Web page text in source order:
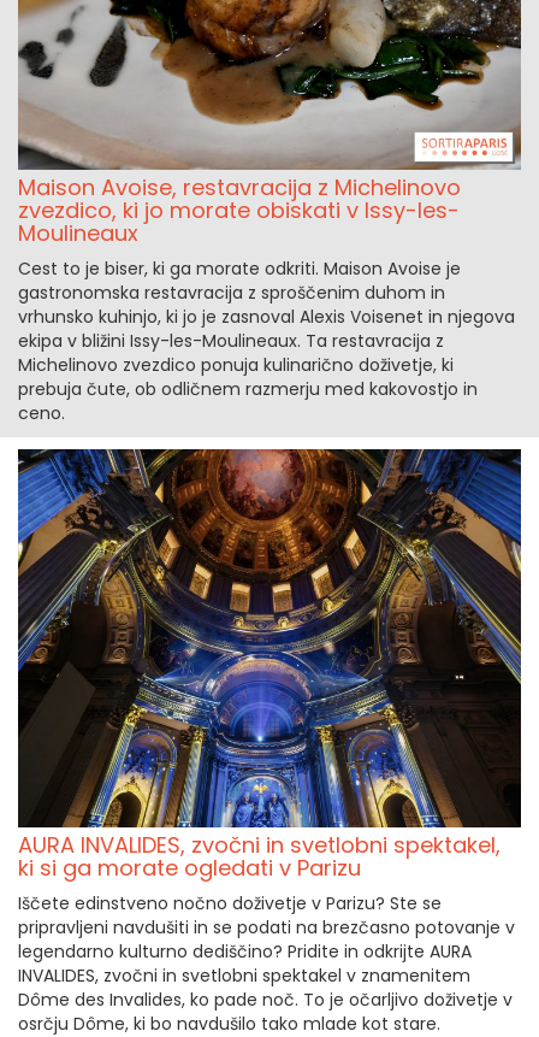
Maison Avoise, restavracija z Michelinovo
zvezdico, ki jo morate obiskati v Issy-les-
Moulineaux
Cest to je biser, ki ga morate odkriti. Maison Avoise je
gastronomska restavracija z sproščenim duhom in
vrhunsko kuhinjo, ki jo je zasnoval Alexis Voisenet in njegova
ekipa v bližini Issy-les-Moulineaux. Ta restavracija z
Michelinovo zvezdico ponuja kulinarično doživetje, ki
prebuja čute, ob odličnem razmerju med kakovostjo in
ceno.
AURA INVALIDES, zvočni in svetlobni spektakel,
ki si ga morate ogledati v Parizu
Iščete edinstveno nočno doživetje v Parizu? Ste se
pripravljeni navdušiti in se podati na brezčasno potovanje v
legendarno kulturno dediščino? Pridite in odkrijte AURA
INVALIDES, zvočni in svetlobni spektakel v znamenitem
Dôme des Invalides, ko pade noč. To je očarljivo doživetje v
osrčju Dôme, ki bo navdušilo tako mlade kot stare.